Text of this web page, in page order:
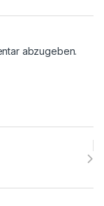
abzugeben.